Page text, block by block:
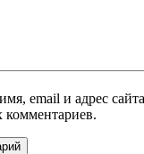
email и адрес